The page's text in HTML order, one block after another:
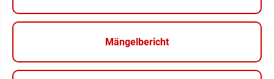
Mängelbericht